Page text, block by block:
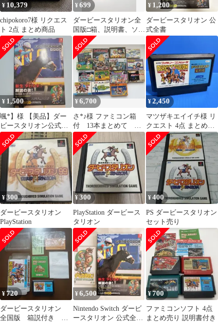
¥10,379
chipokoro7様 リクエス
ト 2点 まとめ商品
¥699
ダービースタリオン全
国版□箱、説明書、ソフ
トのセット ファミコ
ン
¥ 1,200
ダービースタリオン 公
式全書
¥ 1,500
颯*】様 ​【美品】ダー
ビースタリオン公式全
書
¥6,700
さ*♪様 ファミコン箱
付 13本まとめて マ
リオブラザーズ ドラ
ゴンクエスト
¥2,450
マツザキエイイチ様 リ
クエスト 4点 まとめ商
品
¥300
ダービースタリオン
PlayStation
¥300
PlayStation ダービース
タリオン
¥400
PS ダービースタリオン
セット売り
¥720
ダービースタリオン
全国版 箱説付き 任
¥6,500
Nintendo Switch ダービ
ースタリオン 公式全書
¥700
ファミコンソフト 4点
まとめ売り 説明書付き